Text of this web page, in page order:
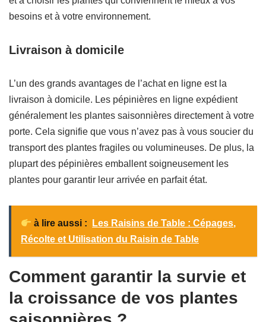
besoins et à votre environnement.
Livraison à domicile
L’un des grands avantages de l’achat en ligne est la
livraison à domicile. Les pépinières en ligne expédient
généralement les plantes saisonnières directement à votre
porte. Cela signifie que vous n’avez pas à vous soucier du
transport des plantes fragiles ou volumineuses. De plus, la
plupart des pépinières emballent soigneusement les
plantes pour garantir leur arrivée en parfait état.
à lire aussi :
Les Raisins de Table : Cépages,
Récolte et Utilisation du Raisin de Table
Comment garantir la survie et
la croissance de vos plantes